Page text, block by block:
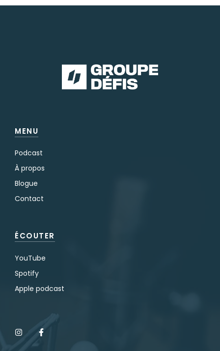
MENU
Podcast
À propos
Blogue
Contact
ÉCOUTER
YouTube
Spotify
Apple podcast